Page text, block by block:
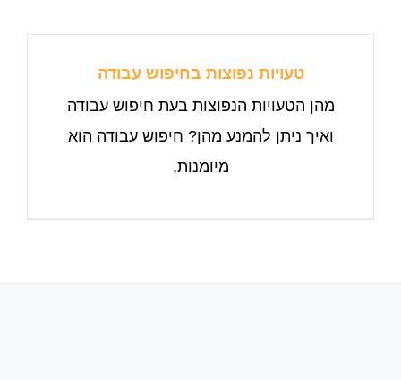
טעויות נפוצות בחיפוש עבודה
מהן הטעויות הנפוצות בעת חיפוש עבודה
ואיך ניתן להמנע מהן? חיפוש עבודה הוא
מיומנות,